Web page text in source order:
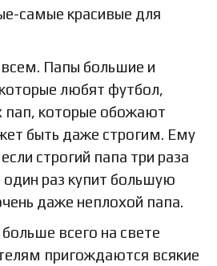
самые красивые для
Папы большие и
любят футбол,
пап, которые обожают
быть даже строгим. Ему
строгий папа три раза
один раз купит большую
даже неплохой папа.
всего на свете
пригождаются всякие